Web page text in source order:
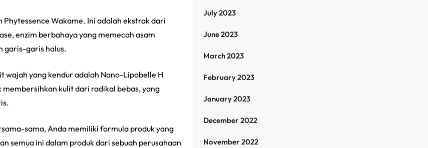
Wakame. Ini adalah ekstrak dari
enzim berbahaya yang memecah asam
garis-garis halus.
wajah yang kendur adalah Nano-Lipobelle H
membersihkan kulit dari radikal bebas, yang
sama, Anda memiliki formula produk yang
semua ini dalam produk dari sebuah perusahaan
July 2023
June 2023
March 2023
February 2023
January 2023
December 2022
November 2022